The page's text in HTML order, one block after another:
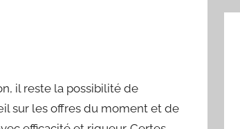
il reste la possibilité de
sur les offres du moment et de